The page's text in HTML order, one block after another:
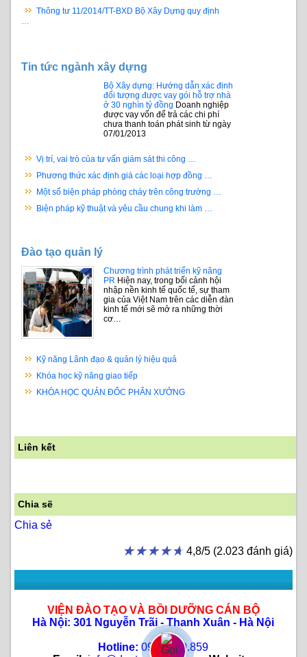
Thông tư 11/2014/TT-BXD Bộ Xây Dựng quy định
…
Tin tức ngành xây dựng
Bộ Xây dựng: Hướng dẫn xác định
đối tượng được vay gói hỗ trợ nhà
ở 30 nghìn tỷ đồng Doanh nghiệp
được vay vốn để trả các chi phí
chưa thanh toán phát sinh từ ngày
07/01/2013
Vị trí, vai trò của tư vấn giám sát thi công …
Phương thức xác định giá các loại hợp đồng …
Một số biện pháp phòng cháy trên công trường …
Biện pháp kỹ thuật và yêu cầu chung khi làm …
Đào tạo quản lý
Chương trình phát triển kỹ năng
PR Hiện nay, trong bối cảnh hội
nhập nền kinh tế quốc tế, sự tham
gia của Việt Nam trên các diễn đàn
kinh tế mới sẽ mở ra những thời
cơ…
Kỹ năng Lãnh đạo & quản lý hiệu quả
Khóa học kỹ năng giao tiếp
KHÓA HỌC QUẢN ĐỐC PHÂN XƯỞNG
Liên kết
Chia sẽ
Chia sẻ
★★★★★
★★★★★ 4,8/5 (2.023 đánh giá)
VIỆN ĐÀO TẠO VÀ BỒI DƯỠNG CÁN BỘ
Hà Nội: 301 Nguyễn Trãi - Thanh Xuân - Hà Nội
Hotline: 0904.889.859